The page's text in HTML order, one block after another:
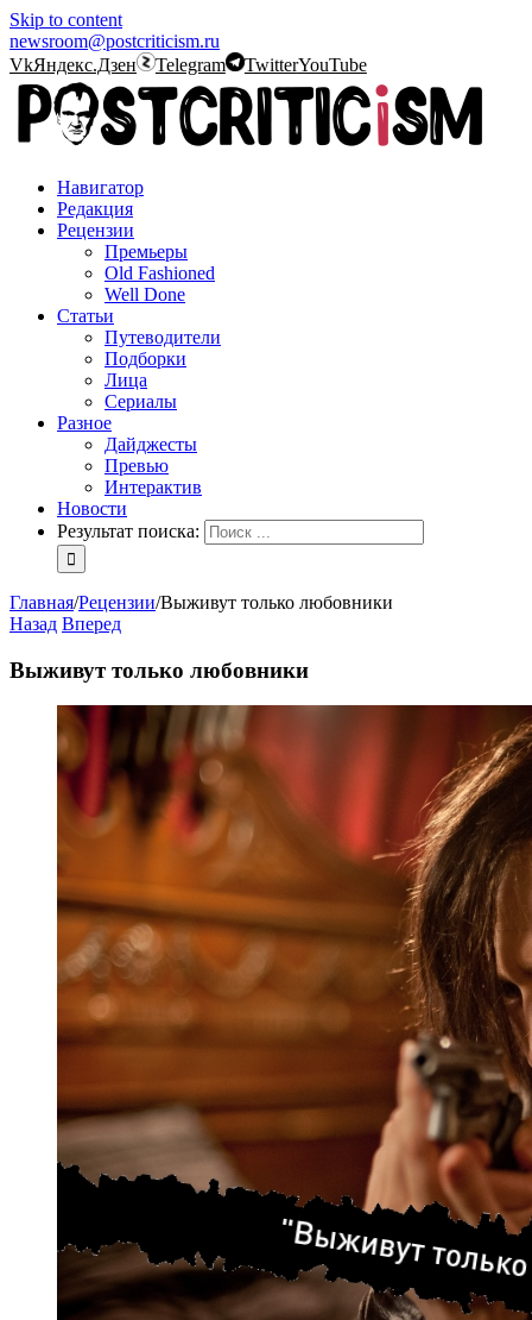
Skip to content
newsroom@postcriticism.ru
VkЯндекс.Дзен Telegram TwitterYouTube
Навигатор
Редакция
Рецензии
Премьеры
Old Fashioned
Well Done
Статьи
Путеводители
Подборки
Лица
Сериалы
Разное
Дайджесты
Превью
Интерактив
Новости
Результат поиска:
Главная/Рецензии/Выживут только любовники
Назад Вперед
Выживут только любовники